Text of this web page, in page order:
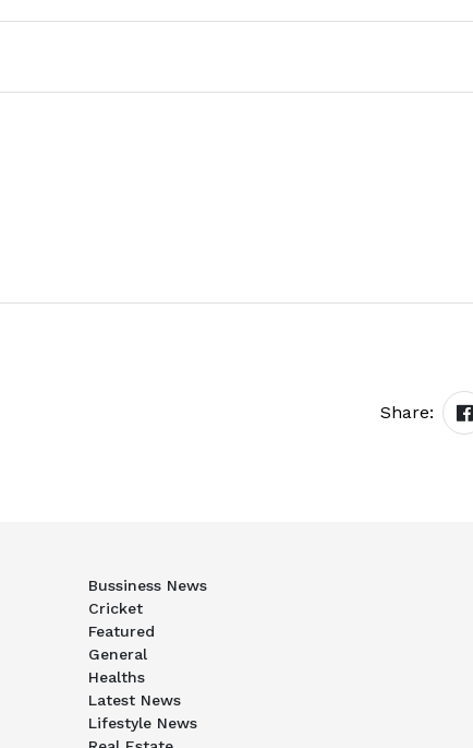
Share:
Bussiness News
Cricket
Featured
General
Healths
Latest News
Lifestyle News